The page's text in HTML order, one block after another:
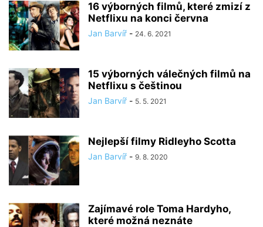
16 výborných filmů, které zmizí z
Netflixu na konci června
Jan Barvíř - 24. 6. 2021
15 výborných válečných filmů na
Netflixu s češtinou
Jan Barvíř - 5. 5. 2021
Nejlepší filmy Ridleyho Scotta
Jan Barvíř - 9. 8. 2020
Zajímavé role Toma Hardyho,
které možná neznáte